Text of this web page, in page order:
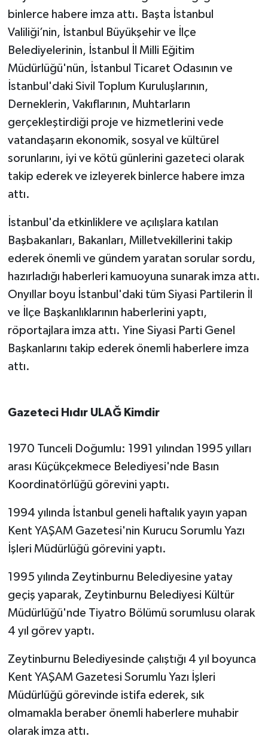
binlerce habere imza attı. Başta İstanbul
Valiliği’nin, İstanbul Büyükşehir ve İlçe
Belediyelerinin, İstanbul İl Milli Eğitim
Müdürlüğü'nün, İstanbul Ticaret Odasının ve
İstanbul'daki Sivil Toplum Kuruluşlarının,
Derneklerin, Vakıflarının, Muhtarların
gerçekleştirdiği proje ve hizmetlerini vede
vatandaşarın ekonomik, sosyal ve kültürel
sorunlarını, iyi ve kötü günlerini gazeteci olarak
takip ederek ve izleyerek binlerce habere imza
attı.
İstanbul'da etkinliklere ve açılışlara katılan
Başbakanları, Bakanları, Milletvekillerini takip
ederek önemli ve gündem yaratan sorular sordu,
hazırladığı haberleri kamuoyuna sunarak imza attı.
Onyıllar boyu İstanbul'daki tüm Siyasi Partilerin İl
ve İlçe Başkanlıklarının haberlerini yaptı,
röportajlara imza attı. Yine Siyasi Parti Genel
Başkanlarını takip ederek önemli haberlere imza
attı.
Gazeteci Hıdır ULAĞ Kimdir
1970 Tunceli Doğumlu: 1991 yılından 1995 yılları
arası Küçükçekmece Belediyesi'nde Basın
Koordinatörlüğü görevini yaptı.
1994 yılında İstanbul geneli haftalık yayın yapan
Kent YAŞAM Gazetesi'nin Kurucu Sorumlu Yazı
İşleri Müdürlüğü görevini yaptı.
1995 yılında Zeytinburnu Belediyesine yatay
geçiş yaparak, Zeytinburnu Belediyesi Kültür
Müdürlüğü'nde Tiyatro Bölümü sorumlusu olarak
4 yıl görev yaptı.
Zeytinburnu Belediyesinde çalıştığı 4 yıl boyunca
Kent YAŞAM Gazetesi Sorumlu Yazı İşleri
Müdürlüğü görevinde istifa ederek, sık
olmamakla beraber önemli haberlere muhabir
olarak imza attı.